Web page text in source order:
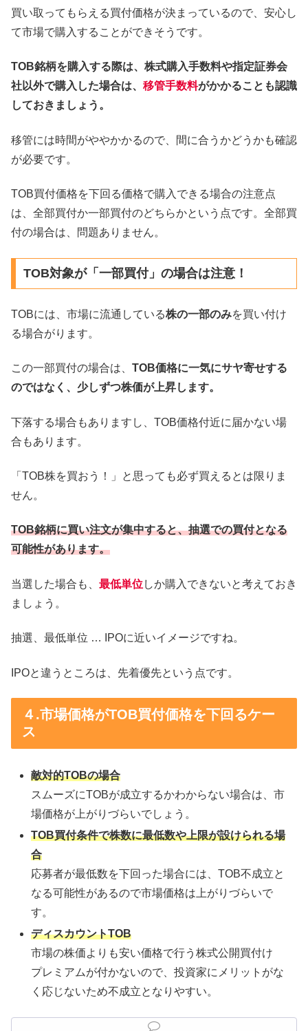
買い取ってもらえる買付価格が決まっているので、安心し
て市場で購入することができそうです。
TOB銘柄を購入する際は、株式購入手数料や指定証券会
社以外で購入した場合は、 移管手数料がかかることも認識
しておきましょう。
移管には時間がややかかるので、間に合うかどうかも確認
が必要です。
TOB買付価格を下回る価格で購入できる場合の注意点
は、全部買付か一部買付のどちらかという点です。全部買
付の場合は、問題ありません。
TOB対象が「一部買付」の場合は注意！
TOBには、市場に流通している株の一部のみを買い付け
る場合がります。
この一部買付の場合は、 TOB価格に一気にサヤ寄せする
のではなく、少しずつ株価が上昇します。
下落する場合もありますし、TOB価格付近に届かない場
合もあります。
「TOB株を買おう！」と思っても必ず買えるとは限りま
せん。
TOB銘柄に買い注文が集中すると、抽選での買付となる
可能性があります。
当選した場合も、 最低単位しか購入できないと考えておき
ましょう。
抽選、最低単位 … IPOに近いイメージですね。
IPOと違うところは、先着優先という点です。
４.市場価格がTOB買付価格を下回るケー
ス
敵対的TOBの場合
スムーズにTOBが成立するかわからない場合は、市
場価格が上がりづらいでしょう。
TOB買付条件で株数に最低数や上限が設けられる場
合
応募者が最低数を下回った場合には、TOB不成立と
なる可能性があるので市場価格は上がりづらいで
す。
ディスカウントTOB
市場の株価よりも安い価格で行う株式公開買付け
プレミアムが付かないので、投資家にメリットがな
く応じないため不成立となりやすい。